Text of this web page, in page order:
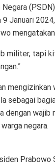
9 Januari
militer, tapi
mengizinkan
sebagai
dengan wajib
negara.
Prabowo